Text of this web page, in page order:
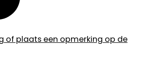
of plaats een opmerking op de